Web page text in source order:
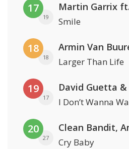
17
19
Martin Garrix
Smile
18
18
Armin Van
Larger Than Life
19
17
David Guetta &
I Don’t Wanna
20
27 Cry Baby